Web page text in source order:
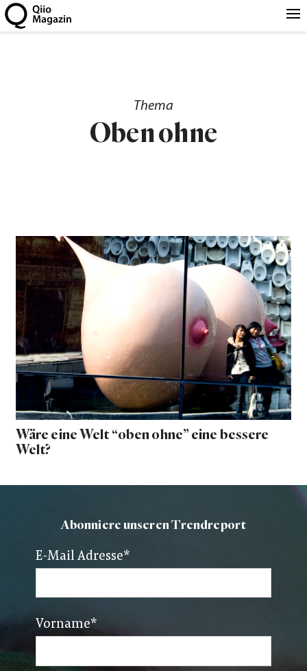
Thema
Oben ohne
Wäre eine Welt “oben ohne” eine bessere
Welt?
Abonniere unseren Trendreport
E-Mail Adresse*
Vorname*